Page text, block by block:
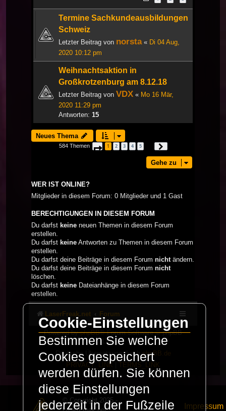
Termine Sachkundeausbildungen
Schweiz
Letzter Beitrag von norsta« Di 04 Aug,
2020 10:12 pm
Weihnachtsaktion in
Großkrotzenburg am 8.12.18
Letzter Beitrag von VDX « Mo 16 Mär,
2020 11:29 pm
Antworten: 15
Neues Thema
584 Themen Seite 1von 20
1 2 3 4 5
Gehe zu
WER IST ONLINE?
Mitglieder in diesem Forum: 0 Mitglieder und 1 Gast
BERECHTIGUNGEN IN DIESEM FORUM
Du darfst keine neuen Themen in diesem Forum
erstellen.
Du darfst keine Antworten zu Themen in diesem Forum
erstellen.
Du darfst deine Beiträge in diesem Forum nichtändern.
Du darfst deine Beiträge in diesem Forum nicht
löschen.
Du darfst keine Dateianhänge in diesem Forum
erstellen.
LaserFreak.net Forum
Powered byphpBB® Forum Software © phpBB
Limited
Deutsche Übersetzung durchphpBB.de
PRIVACY_LINK
TERMS_LINK
© Copyright 2025 -
Impressum
Cookie-Einstellungen
Bestimmen Sie welche
Cookies gespeichert
werden dürfen. Sie können
diese Einstellungen
jederzeit in der Fußzeile